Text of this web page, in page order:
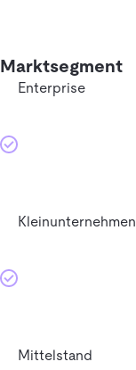
Marktsegment
Enterprise
Kleinunternehmen
Mittelstand